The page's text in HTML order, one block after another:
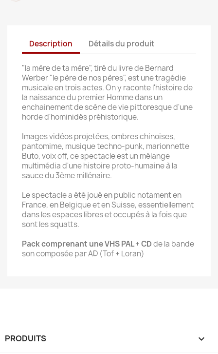
Description Détails du produit
"la mère de ta mère", tiré du livre de Bernard
Werber "le père de nos pères", est une tragédie
musicale en trois actes. On y raconte l'histoire de
la naissance du premier Homme dans un
enchainement de scène de vie pittoresque d'une
horde d'hominidés préhistorique.
Images vidéos projetées, ombres chinoises,
pantomime, musique techno-punk, marionnette
Buto, voix off, ce spectacle est un mélange
multimédia d'une histoire proto-humaine à la
sauce du 3ème millénaire.
Le spectacle a été joué en public notament en
France, en Belgique et en Suisse, essentiellement
dans les espaces libres et occupés à la fois que
sont les squatts.
Pack comprenant une VHS PAL + CDde la bande
son composée par AD (Tof + Loran)
PRODUITS 